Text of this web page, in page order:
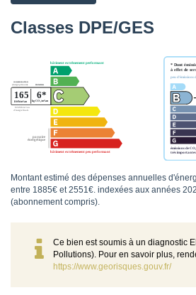
Classes DPE/GES
Montant estimé des dépenses annuelles
entre 1885€ et 2551€. indexées aux années
(abonnement compris).
Ce bien est soumis à un diagnostic
Pollutions). Pour en savoir plus,
https://www.georisques.gouv.fr/